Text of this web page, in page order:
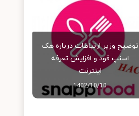
توضیح وزیر ارتباطات درباره هک
اسنپ‌ فود و افزایش تعرفه
اینترنت
1402/10/10